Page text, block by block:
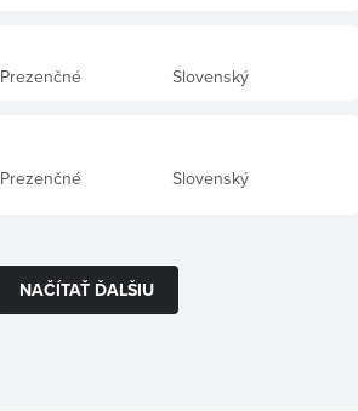
Prezenčné Slovenský
Prezenčné Slovenský
NAČÍTAŤ ĎALŠIU